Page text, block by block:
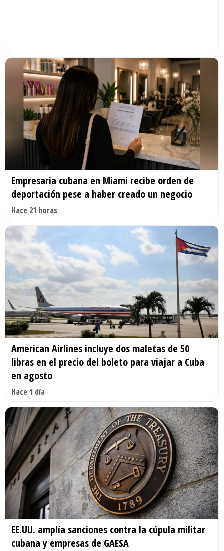
Empresaria cubana en Miami recibe orden de
deportación pese a haber creado un negocio
Hace 21 horas
American Airlines incluye dos maletas de 50
libras en el precio del boleto para viajar a Cuba
en agosto
Hace 1 día
EE.UU. amplía sanciones contra la cúpula militar
cubana y empresas de GAESA